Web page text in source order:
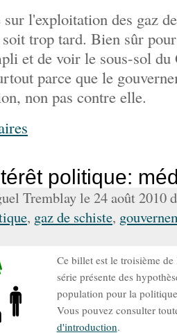
l'exploitation des gaz
trop tard. Bien sûr
et de voir le sous-sol du
parce que le
non pas contre elle.
politique:
Tremblay le 24 août 2010
, gaz de schiste,
Ce billet est le troisième
série présente des
population pour la
Vous pouvez consulter
d'introduction.